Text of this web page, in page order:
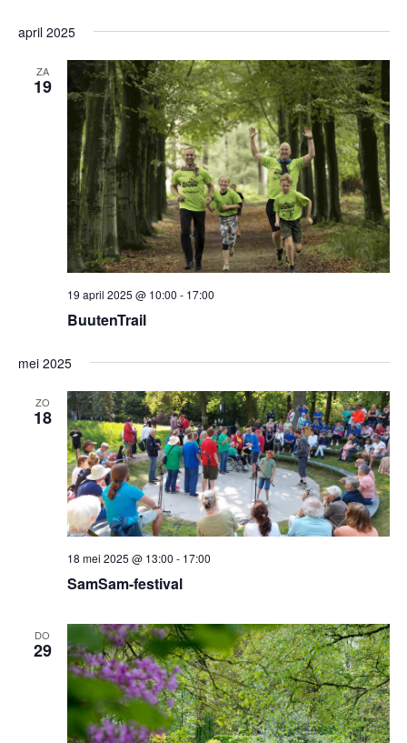
april 2025
ZA
19
BuutenTrail
19 april 2025 @ 10:00 - 17:00
mei 2025
ZO
18
SamSam-festival
18 mei 2025 @ 13:00 - 17:00
DO
29